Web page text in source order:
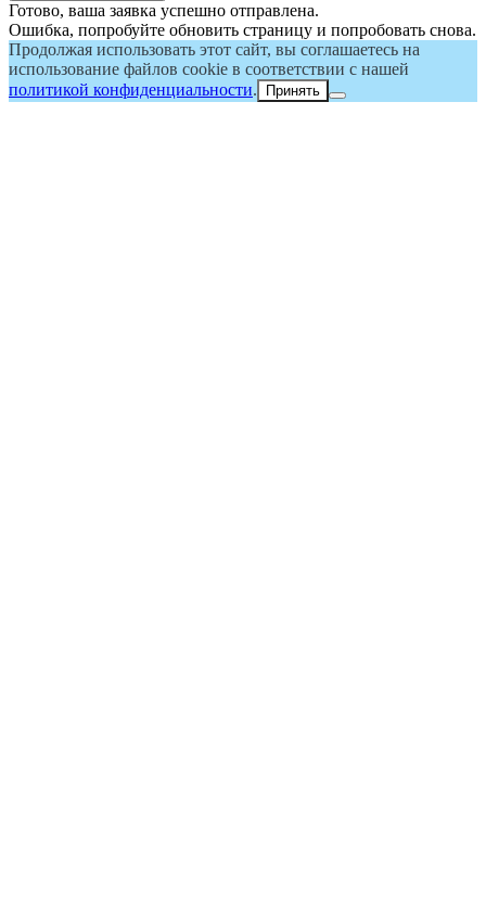
Готово, ваша заявка успешно отправлена.
Ошибка, попробуйте обновить страницу и попробовать снова.
Продолжая использовать этот сайт, вы соглашаетесь на
использование файлов cookie в соответствии с нашей
политикой конфиденциальности. Принять